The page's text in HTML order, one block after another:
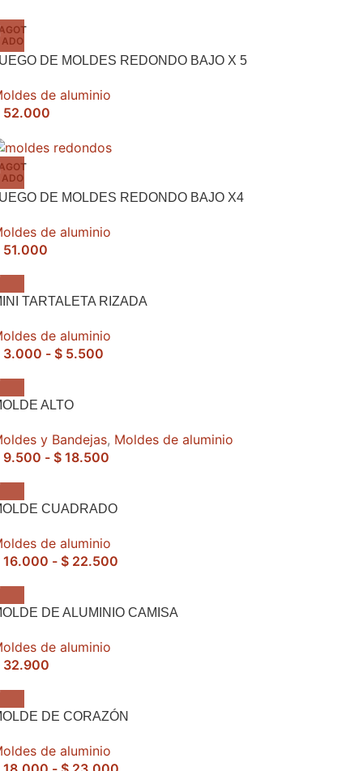
ADO
DE MOLDES REDONDO BAJO X 5
de aluminio
52.000
ADO
DE MOLDES REDONDO BAJO X4
de aluminio
51.000
TARTALETA RIZADA
de aluminio
3.000 - $ 5.500
ALTO
y Bandejas, Moldes de aluminio
9.500 - $ 18.500
CUADRADO
de aluminio
16.000 - $ 22.500
DE ALUMINIO CAMISA
de aluminio
32.900
DE CORAZÓN
de aluminio